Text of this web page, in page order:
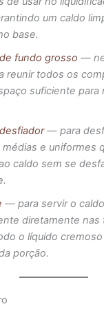
um caldo
base.
fundo grosso —
reunir todos os
suficiente para
desfiador— para
e uniformes
caldo sem se
— para servir o
diretamente nas
o líquido
porção.